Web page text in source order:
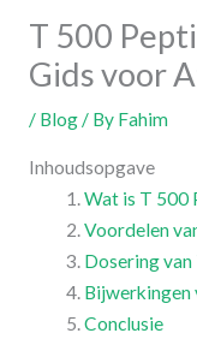
T 500
Gids voor
/ Blog/ By Fahim
Inhoudsopgave
Wat is T 500
Voordelen
Dosering
Bijwerkingen
Conclusie